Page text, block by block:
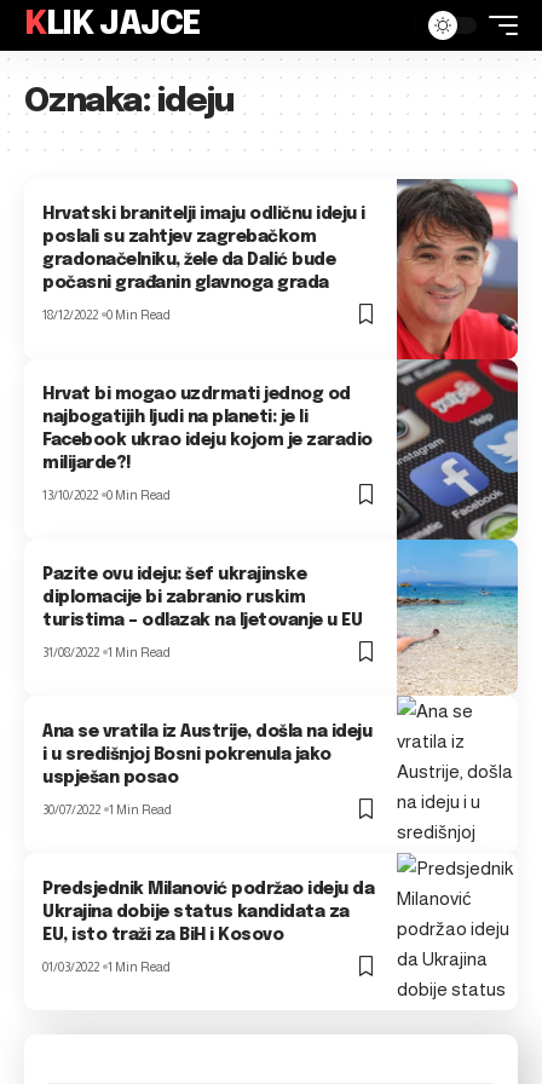
KLIK JAJCE
Oznaka:ideju
Hrvatski branitelji imaju odličnu ideju i
poslali su zahtjev zagrebačkom
gradonačelniku, žele da Dalić bude
počasni građanin glavnoga grada
18/12/2022 0 Min Read
Hrvat bi mogao uzdrmati jednog od
najbogatijih ljudi na planeti: je li
Facebook ukrao ideju kojom je zaradio
milijarde?!
13/10/2022 0 Min Read
Pazite ovu ideju: šef ukrajinske
diplomacije bi zabranio ruskim
turistima – odlazak na ljetovanje u EU
31/08/2022 1 Min Read
Ana se vratila iz Austrije, došla na ideju
i u središnjoj Bosni pokrenula jako
uspješan posao
30/07/2022 1 Min Read
Predsjednik Milanović podržao ideju da
Ukrajina dobije status kandidata za
EU, isto traži za BiH i Kosovo
01/03/2022 1 Min Read